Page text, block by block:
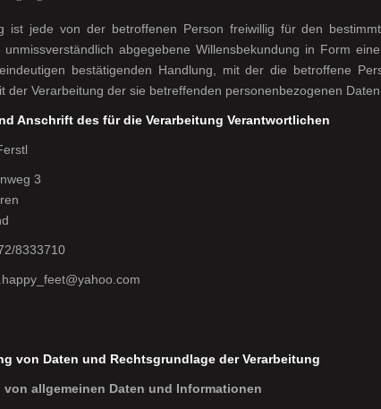
ist jede von der betroffenen Person freiwillig für den
unmissverständlich abgegebene Willensbekundung in Form
bestätigenden Handlung, mit der die betroffene
der Verarbeitung der sie betreffenden personenbezogenen
Anschrift des für die Verarbeitung Verantwortlichen
3
8333710
von Daten und Rechtsgrundlage der Verarbeitung
von allgemeinen Daten und Informationen